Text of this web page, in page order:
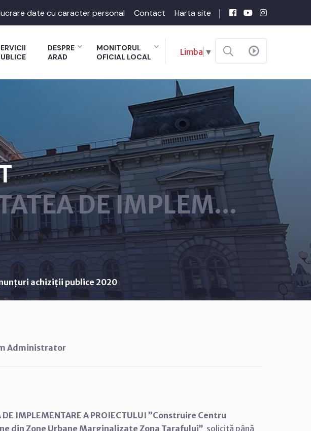
date cu caracter personal Contact Harta site
DESPRE
ARAD
MONITORUL
OFICIAL LOCAL
Limba ▼
DE IMPLEM...
achiziții publice 2020
Administrator
IMPLEMENTARE A PROIECTULUI ”Construire Centru
din Zone Urbane Marginalizate Zona Tarafului” solicită până